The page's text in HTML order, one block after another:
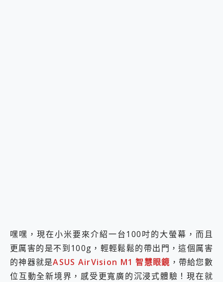
嘿嘿，現在小米要來介紹一台100吋的大螢幕，而且
更厲害的是不到100g，輕輕鬆鬆的帶出門，這個厲害
的神器就是ASUS AirVision M1 智慧眼鏡 ，帶給您數
位互動全新境界，感受更寬廣的沉浸式體驗！現在就